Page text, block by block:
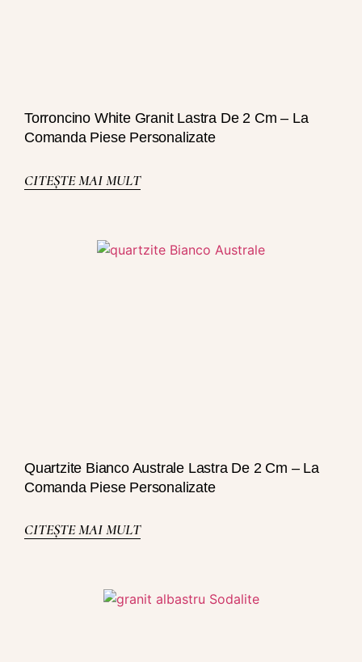
Torroncino White Granit Lastra De 2 Cm – La
Comanda Piese Personalizate
CITEȘTE MAI MULT
Quartzite Bianco Australe Lastra De 2 Cm – La
Comanda Piese Personalizate
CITEȘTE MAI MULT